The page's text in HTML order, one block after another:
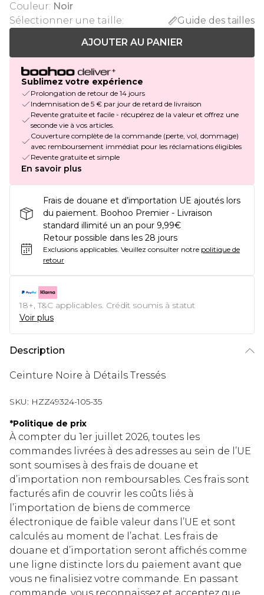
Couleur: Noir
Sélectionner une taille:
Guide des tailles
AJOUTER AU PANIER
Sublimez votre expérience
Prolongation de retour de 14 jours
Indemnisation de 5 € par jour de retard de livraison
Revente gratuite et facile - récupérez de la valeur et offrez une
seconde vie à vos articles.
Couverture complète de la commande (perte, vol, dommage)
avec remboursement immédiat pour les réclamations éligibles
Revente gratuite et simple
En savoir plus
Frais de douane et d’importation UE ajoutés lors
du paiement. Boohoo Premier - Livraison
standard illimité un an pour 9,99€
Retour possible dans les 28 jours
Exclusions applicables. Veuillez consulter notre politique de
retour
18+, T&C applicables. Crédit soumis à statut
Voir plus
Description
Ceinture Noire à Détails Tressés
SKU: HZZ49324-105-35
*Politique de prix
À compter du 1er juillet 2026, toutes les
commandes livrées à des adresses au sein de l’UE
sont soumises à des frais de douane et
d’importation non remboursables. Ces frais sont
facturés afin de couvrir les coûts liés à
l’importation de biens de commerce
électronique de faible valeur dans l’UE et sont
calculés au moment de l’achat. Les frais de
douane et d’importation seront affichés comme
une ligne distincte lors du paiement avant que
vous ne finalisiez votre commande. En passant